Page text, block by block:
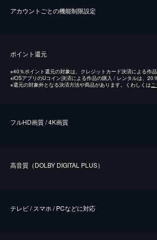
アカウントごとの機能制限設定
ポイント還元
※40％ポイント還元の対象は、クレジットカード決済による作品
※iOSアプリのUコイン決済による作品の購入 / レンタルは、20
※還元の対象外となる決済方法や商品があります。くわしくは
フルHD画質 / 4K画質
⾼⾳質（DOLBY DIGITAL PLUS）
テレビ / スマホ / PCなどに対応